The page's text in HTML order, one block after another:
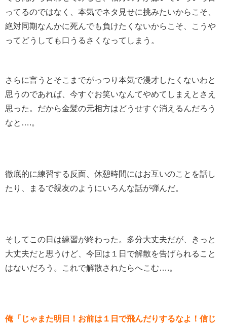
ってるのではなく、本気でネタ見せに挑みたいからこそ、
絶対同期なんかに死んでも負けたくないからこそ、こうや
ってどうしても口うるさくなってしまう。
さらに言うとそこまでがっつり本気で漫才したくないわと
思うのであれば、今すぐお笑いなんてやめてしまえとさえ
思った。だから金髪の元相方はどうせすぐ消えるんだろう
なと….。
徹底的に練習する反面、休憩時間にはお互いのことを話し
たり、まるで親友のようにいろんな話が弾んだ。
そしてこの日は練習が終わった。多分大丈夫だが、きっと
大丈夫だと思うけど、今回は１日で解散を告げられること
はないだろう。これで解散されたらへこむ….。
俺「じゃまた明日！お前は１日で飛んだりするなよ！信じ